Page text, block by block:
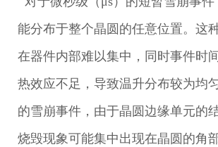
能分布于整个晶圆的任意位置。这
在器件内部难以集中，同时事件时
热效应不足，导致温升分布较为均
的雪崩事件，由于晶圆边缘单元的
烧毁现象可能集中出现在晶圆的